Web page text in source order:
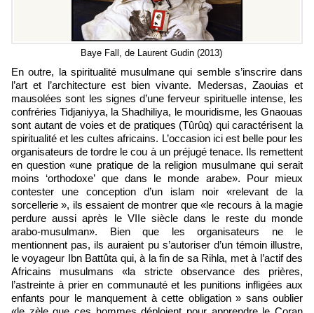
Baye Fall, de Laurent Gudin (2013)
En outre, la spiritualité musulmane qui semble s’inscrire dans
l’art et l’architecture est bien vivante. Medersas, Zaouias et
mausolées sont les signes d’une ferveur spirituelle intense, les
confréries Tidjaniyya, la Shadhiliya, le mouridisme, les Gnaouas
sont autant de voies et de pratiques (Tûrûq) qui caractérisent la
spiritualité et les cultes africains. L’occasion ici est belle pour les
organisateurs de tordre le cou à un préjugé tenace. Ils remettent
en question «une pratique de la religion musulmane qui serait
moins ‘orthodoxe’ que dans le monde arabe». Pour mieux
contester une conception d’un islam noir «relevant de la
sorcellerie », ils essaient de montrer que «le recours à la magie
perdure aussi après le VIIe siècle dans le reste du monde
arabo-musulman». Bien que les organisateurs ne le
mentionnent pas, ils auraient pu s’autoriser d’un témoin illustre,
le voyageur Ibn Battûta qui, à la fin de sa Rihla, met à l’actif des
Africains musulmans «la stricte observance des prières,
l’astreinte à prier en communauté et les punitions infligées aux
enfants pour le manquement à cette obligation » sans oublier